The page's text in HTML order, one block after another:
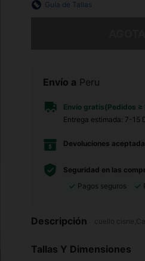
Guía de Tallas
Envío a Peru
Envío gratis(Pedidos
Entrega estimada: 7-15
Devoluciones
Seguridad en las
Pagos seguros
Descripción cuello
Tallas Y Dimensiones